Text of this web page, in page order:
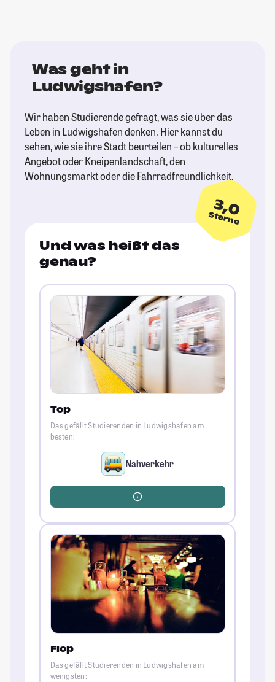
Was geht in
Ludwigshafen?
Wir haben Studierende gefragt, was sie über das
Leben in Ludwigshafen denken. Hier kannst du
sehen, wie sie ihre Stadt beurteilen – ob kulturelles
Angebot oder Kneipenlandschaft, den
Wohnungsmarkt oder die Fahrradfreundlichkeit.
3,0
Sterne
Und was heißt das
genau?
Top
Das gefällt Studierenden in Ludwigshafen am
besten:
Nahverkehr
Flop
Das gefällt Studierenden in Ludwigshafen am
wenigsten: